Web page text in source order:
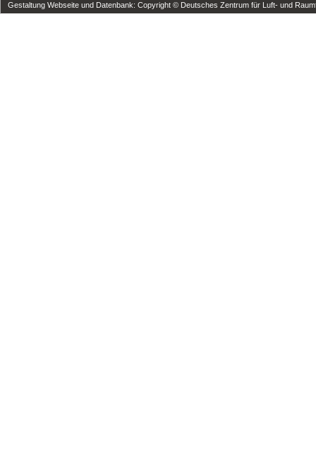
Gestaltung Webseite und Datenbank: Copyright © Deutsches Zentrum für Luft- und